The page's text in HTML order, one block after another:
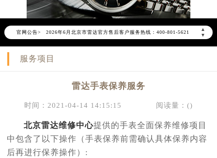
官网公告>
▲
▼
2026年6月雷达北京市售后服务网络优化升级公告
2026年6月北京市雷达官方售后客户服务热线：400-801-5621
2026年6月雷达售后服务中心最新网点地址：
服务项目
雷达手表保养服务
时间：2021-04-14 14:15:15 阅读量：()
北京雷达维修中心提供的手表全面保养维修项目
中包含了以下操作（手表保养前需确认具体保养内容
后再进行保养操作）: